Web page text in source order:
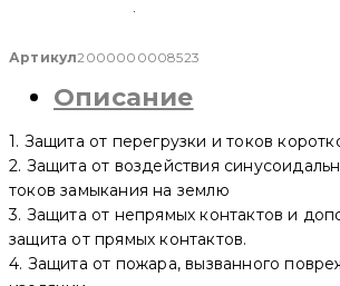
Артикул2000000008523
Описание
1. Защита от перегрузки и токов
2. Защита от воздействия
токов замыкания на землю
3. Защита от непрямых контактов и
защита от прямых контактов.
4. Защита от пожара, вызванного